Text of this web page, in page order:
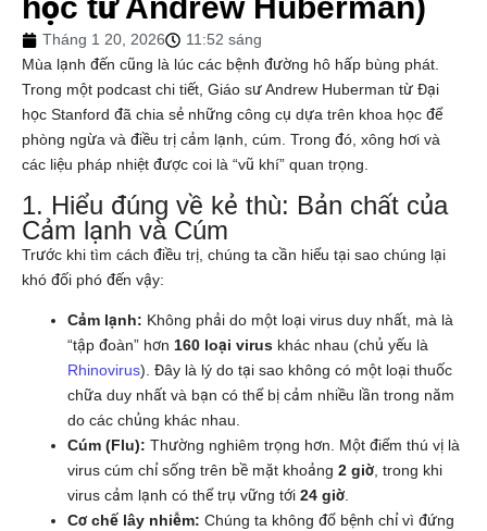
học từ Andrew Huberman)
Tháng 1 20, 2026
11:52 sáng
Mùa lạnh đến cũng là lúc các bệnh đường hô hấp bùng phát.
Trong một podcast chi tiết, Giáo sư Andrew Huberman từ Đại
học Stanford đã chia sẻ những công cụ dựa trên khoa học để
phòng ngừa và điều trị cảm lạnh, cúm. Trong đó, xông hơi và
các liệu pháp nhiệt được coi là “vũ khí” quan trọng.
1. Hiểu đúng về kẻ thù: Bản chất của
Cảm lạnh và Cúm
Trước khi tìm cách điều trị, chúng ta cần hiểu tại sao chúng lại
khó đối phó đến vậy:
Cảm lạnh: Không phải do một loại virus duy nhất, mà là
“tập đoàn” hơn 160 loại virus khác nhau (chủ yếu là
Rhinovirus). Đây là lý do tại sao không có một loại thuốc
chữa duy nhất và bạn có thể bị cảm nhiều lần trong năm
do các chủng khác nhau.
Cúm (Flu): Thường nghiêm trọng hơn. Một điểm thú vị là
virus cúm chỉ sống trên bề mặt khoảng 2 giờ, trong khi
virus cảm lạnh có thể trụ vững tới 24 giờ.
Cơ chế lây nhiễm: Chúng ta không đổ bệnh chỉ vì đứng